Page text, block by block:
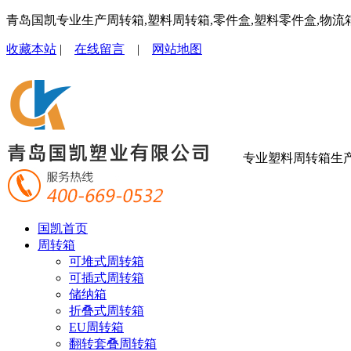
青岛国凯专业生产周转箱,塑料周转箱,零件盒,塑料零件盒,物流
收藏本站 | 在线留言 | 网站地图
专业塑料周转箱生
国凯首页
周转箱
可堆式周转箱
可插式周转箱
储纳箱
折叠式周转箱
EU周转箱
翻转套叠周转箱